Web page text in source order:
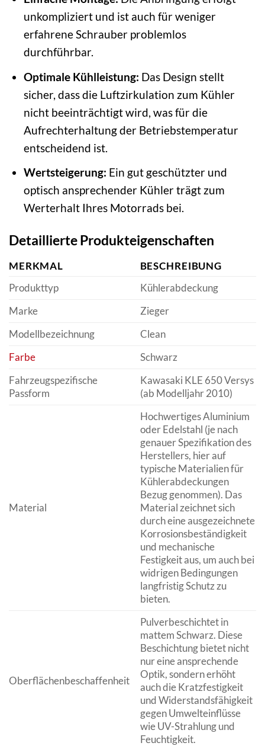
unkompliziert und ist auch für weniger
erfahrene Schrauber problemlos
durchführbar.
Optimale Kühlleistung: Das Design stellt
sicher, dass die Luftzirkulation zum Kühler
nicht beeinträchtigt wird, was für die
Aufrechterhaltung der Betriebstemperatur
entscheidend ist.
Wertsteigerung: Ein gut geschützter und
optisch ansprechender Kühler trägt zum
Werterhalt Ihres Motorrads bei.
Detaillierte Produkteigenschaften
MERKMAL
BESCHREIBUNG
Produkttyp
Kühlerabdeckung
Marke
Zieger
Modellbezeichnung
Clean
Farbe
Schwarz
Fahrzeugspezifische
Passform
Kawasaki KLE 650 Versys
(ab Modelljahr 2010)
Material
Hochwertiges Aluminium
oder Edelstahl (je nach
genauer Spezifikation des
Herstellers, hier auf
typische Materialien für
Kühlerabdeckungen
Bezug genommen). Das
Material zeichnet sich
durch eine ausgezeichnete
Korrosionsbeständigkeit
und mechanische
Festigkeit aus, um auch bei
widrigen Bedingungen
langfristig Schutz zu
bieten.
Oberflächenbeschaffenheit
Pulverbeschichtet in
mattem Schwarz. Diese
Beschichtung bietet nicht
nur eine ansprechende
Optik, sondern erhöht
auch die Kratzfestigkeit
und Widerstandsfähigkeit
gegen Umwelteinflüsse
wie UV-Strahlung und
Feuchtigkeit.